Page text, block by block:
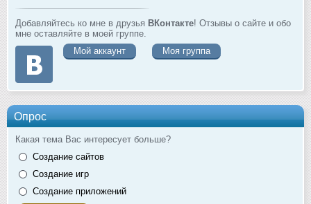
Добавляйтесь ко мне в друзья ВКонтакте! Отзывы о сайте и обо
мне оставляйте в моей группе.
Мой аккаунт
Моя группа
Опрос
Какая тема Вас интересует больше?
Создание сайтов
Создание игр
Создание приложений